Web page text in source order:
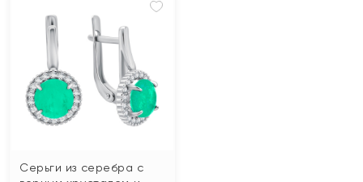
Серьги из серебра с